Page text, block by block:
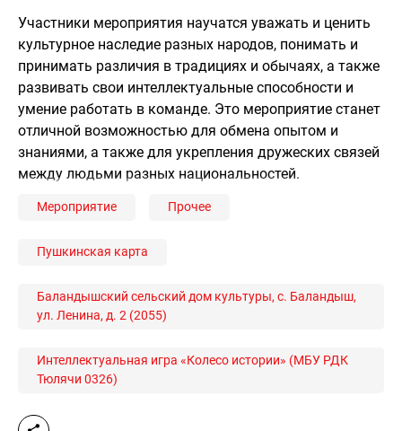
Участники мероприятия научатся уважать и ценить
культурное наследие разных народов, понимать и
принимать различия в традициях и обычаях, а также
развивать свои интеллектуальные способности и
умение работать в команде. Это мероприятие станет
отличной возможностью для обмена опытом и
знаниями, а также для укрепления дружеских связей
между людьми разных национальностей.
Мероприятие Прочее
Пушкинская карта
Баландышский сельский дом культуры, с. Баландыш,
ул. Ленина, д. 2 (2055)
Интеллектуальная игра «Колесо истории» (МБУ РДК
Тюлячи 0326)